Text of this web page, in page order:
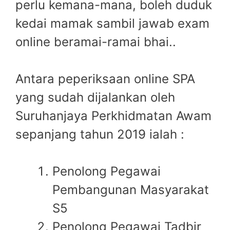
perlu kemana-mana, boleh duduk
kedai mamak sambil jawab exam
online beramai-ramai bhai..
Antara peperiksaan online SPA
yang sudah dijalankan oleh
Suruhanjaya Perkhidmatan Awam
sepanjang tahun 2019 ialah :
Penolong Pegawai
Pembangunan Masyarakat
S5
Penolong Pegawai Tadbir